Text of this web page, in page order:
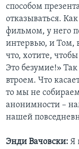
способом
отказываться.
фильмом, у него
интервью, и Том,
что, хотите,
Это безумие!»
втроем. Что
то мы не
анонимности –
нашей
Энди Вачовски: Я